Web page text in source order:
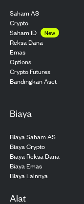
Saham AS
Crypto
Saham ID
New
Reksa Dana
Emas
Options
Crypto Futures
Bandingkan Aset
Biaya
Biaya Saham AS
Biaya Crypto
Biaya Reksa Dana
Biaya Emas
Biaya Lainnya
Alat